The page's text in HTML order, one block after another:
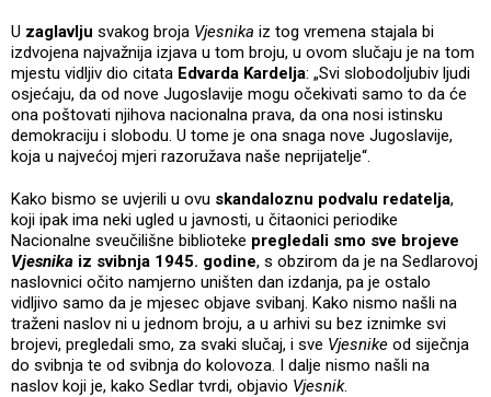
U zaglavlju svakog broja Vjesnika iz tog vremena stajala bi
izdvojena najvažnija izjava u tom broju, u ovom slučaju je na tom
mjestu vidljiv dio citata Edvarda Kardelja: „Svi slobodoljubiv ljudi
osjećaju, da od nove Jugoslavije mogu očekivati samo to da će
ona poštovati njihova nacionalna prava, da ona nosi istinsku
demokraciju i slobodu. U tome je ona snaga nove Jugoslavije,
koja u najvećoj mjeri razoružava naše neprijatelje“.
Kako bismo se uvjerili u ovu skandaloznu podvalu redatelja,
koji ipak ima neki ugled u javnosti, u čitaonici periodike
Nacionalne sveučilišne biblioteke pregledali smo sve brojeve
Vjesnika iz svibnja 1945. godine, s obzirom da je na Sedlarovoj
naslovnici očito namjerno uništen dan izdanja, pa je ostalo
vidljivo samo da je mjesec objave svibanj. Kako nismo našli na
traženi naslov ni u jednom broju, a u arhivi su bez iznimke svi
brojevi, pregledali smo, za svaki slučaj, i sve Vjesnike od siječnja
do svibnja te od svibnja do kolovoza. I dalje nismo našli na
naslov koji je, kako Sedlar tvrdi, objavio Vjesnik.